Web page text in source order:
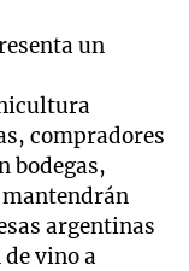
un
compradores
bodegas,
argentinas
vino a